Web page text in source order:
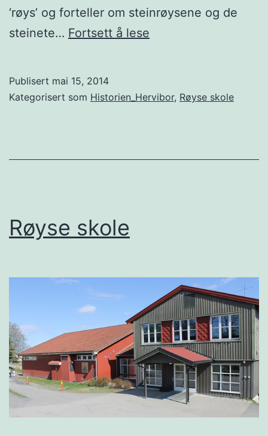
‘røys’ og forteller om steinrøysene og de
steinete… Fortsett å lese
Publisert mai 15, 2014
Kategorisert som Historien_Hervibor, Røyse skole
Røyse skole